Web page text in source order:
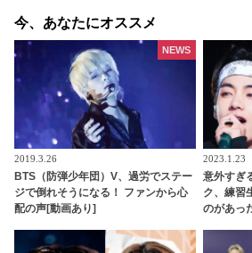
今、あなたにオススメ
2019.3.26
BTS（防弾少年団）V、過労でステー
ジで倒れそうになる！ ファンから心
配の声[動画あり]
NEWS
2023.1.23
意外すぎ
ク、練習
のがあっ
がら痛み